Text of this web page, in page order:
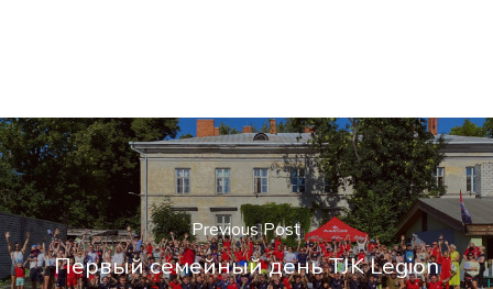
Previous Post
Первый семейный день TJK Legion